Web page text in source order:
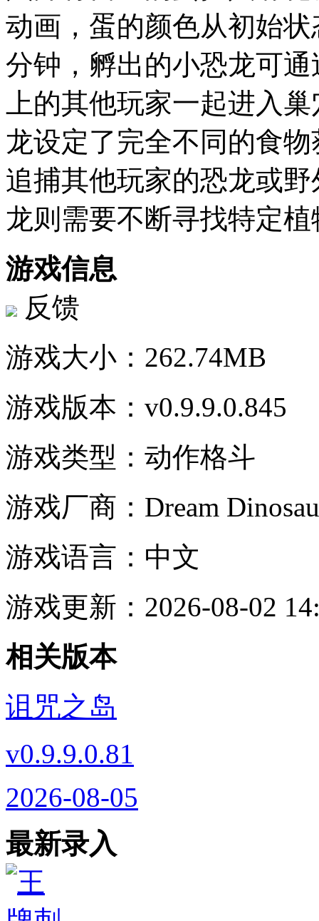
动画，蛋的颜色从初始
分钟，孵出的小恐龙可
上的其他玩家一起进入
龙设定了完全不同的食
追捕其他玩家的恐龙或
龙则需要不断寻找特定
游戏信息
反馈
游戏大小： 262.74MB
游戏版本： v0.9.9.0.845
游戏类型： 动作格斗
游戏厂商： Dream
游戏语言： 中文
游戏更新： 2026-08-02
相关版本
诅咒之岛
v0.9.9.0.81
2026-08-05
最新录入